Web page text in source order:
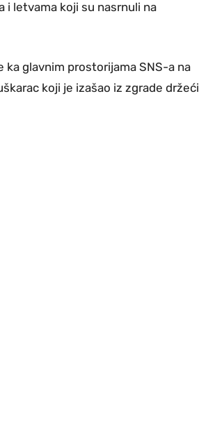
i letvama koji su nasrnuli na
glavnim prostorijama SNS-a na
koji je izašao iz zgrade držeći